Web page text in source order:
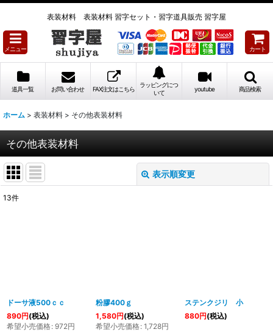
表装材料 表装材料 習字セット・習字道具販売 習字屋
メニュー カート
道具一覧 お問い合わせ FAX注文はこちら
ラッピングにつ
いて
youtube 商品検索
ホーム > 表装材料 > その他表装材料
その他表装材料
表示順変更
13件
ドーサ液500ｃｃ
890円(税込)
希望小売価格: 972円
粉膠400ｇ
1,580円(税込)
希望小売価格: 1,728円
ステンクジリ 小
880円(税込)